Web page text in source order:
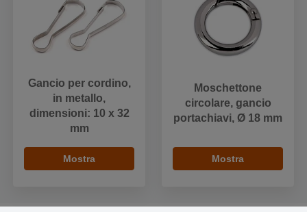
Gancio per cordino,
in metallo,
dimensioni: 10 x 32
mm
Mostra
Moschettone
circolare, gancio
portachiavi, Ø 18 mm
Mostra